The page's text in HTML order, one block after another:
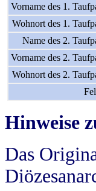
Vorname des 1.
Wohnort des 1.
Name des 2.
Vorname des 2.
Wohnort des 2.
Hinweise
Das